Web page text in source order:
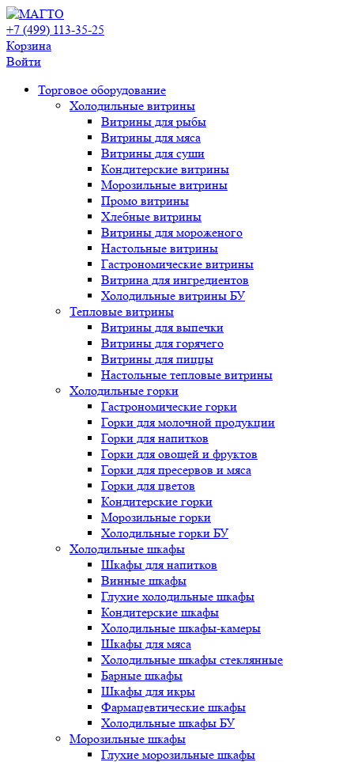
+7 (499) 113-35-25
Корзина
Войти
Свернуть/
развернуть
Торговое оборудованиe
Холодильные витрины
Витрины для рыбы
Витрины для мяса
Витрины для суши
Кондитерские витрины
Морозильные витрины
Промо витрины
Хлебные витрины
Витрины для мороженого
Настольные витрины
Гастрономические витрины
Витрина для ингредиентов
Холодильные витрины БУ
Тепловые витрины
Витрины для выпечки
Витрины для горячего
Витрины для пиццы
Настольные тепловые витрины
Холодильные горки
Гастрономические горки
Горки для молочной продукции
Горки для напитков
Горки для овощей и фруктов
Горки для пресервов и мяса
Горки для цветов
Кондитерские горки
Морозильные горки
Холодильные горки БУ
Холодильные шкафы
Шкафы для напитков
Винные шкафы
Глухие холодильные шкафы
Кондитерские шкафы
Холодильные шкафы-камеры
Шкафы для мяса
Холодильные шкафы стеклянные
Барные шкафы
Шкафы для икры
Фармацевтические шкафы
Холодильные шкафы БУ
Морозильные шкафы
Глухие морозильные шкафы